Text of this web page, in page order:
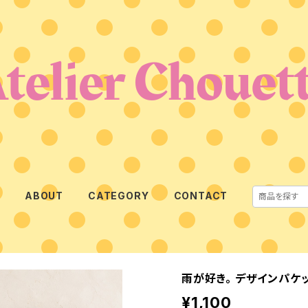
ABOUT CATEGORY CONTACT
雨が好き。 デザインパケ
¥1,100